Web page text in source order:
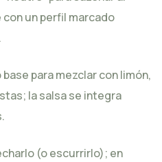
un perfil marcado
para mezclar con limón,
la salsa se integra
(o escurrirlo); en